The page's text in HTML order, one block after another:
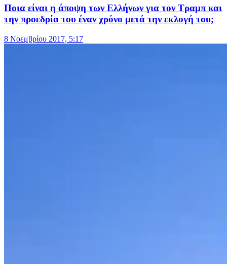
Ποια είναι η άποψη των Ελλήνων για τον Τραμπ και
την προεδρία του έναν χρόνο μετά την εκλογή του;
8 Νοεμβρίου 2017, 5:17